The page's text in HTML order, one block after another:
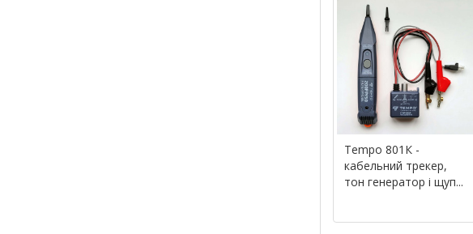
Tempo 801К -
кабельний трекер,
тон генератор і щуп...